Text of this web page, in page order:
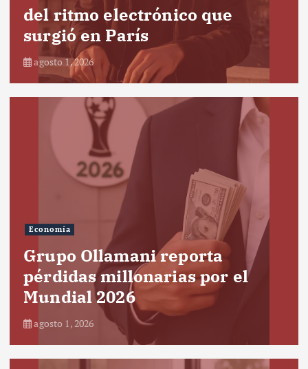
del ritmo electrónico que
surgió en París
agosto 1, 2026
Economía
Grupo Ollamani reporta
pérdidas millonarias por el
Mundial 2026
agosto 1, 2026